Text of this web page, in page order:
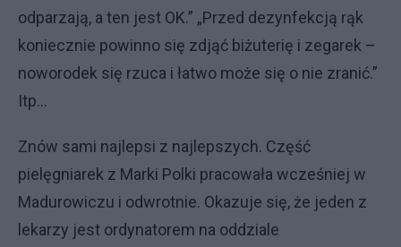
odparzają, a ten jest OK.” „Przed dezynfekcją rąk
koniecznie powinno się zdjąć biżuterię i zegarek –
noworodek się rzuca i łatwo może się o nie zranić.”
Itp…
Znów sami najlepsi z najlepszych. Część
pielęgniarek z Marki Polki pracowała wcześniej w
Madurowiczu i odwrotnie. Okazuje się, że jeden z
lekarzy jest ordynatorem na oddziale